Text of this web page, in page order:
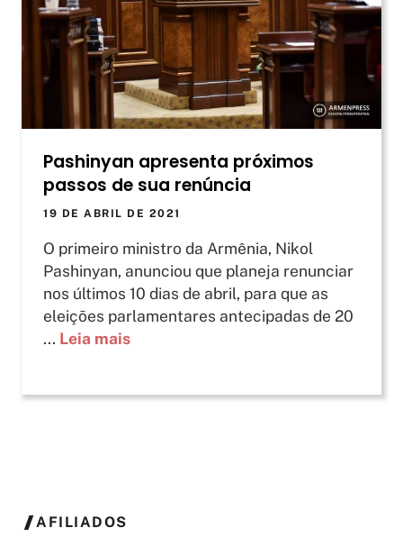
Pashinyan apresenta próximos
passos de sua renúncia
19 DE ABRIL DE 2021
O primeiro ministro da Armênia, Nikol
Pashinyan, anunciou que planeja renunciar
nos últimos 10 dias de abril, para que as
eleições parlamentares antecipadas de 20
... Leia mais
AFILIADOS